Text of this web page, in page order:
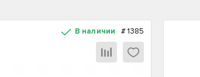
В наличии #1385